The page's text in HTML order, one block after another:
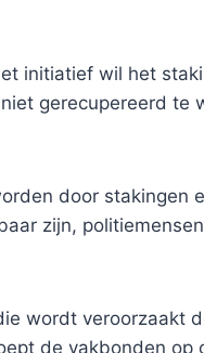
initiatief wil het
gerecupereerd te
door stakingen
zijn,
wordt veroorzaakt
de vakbonden